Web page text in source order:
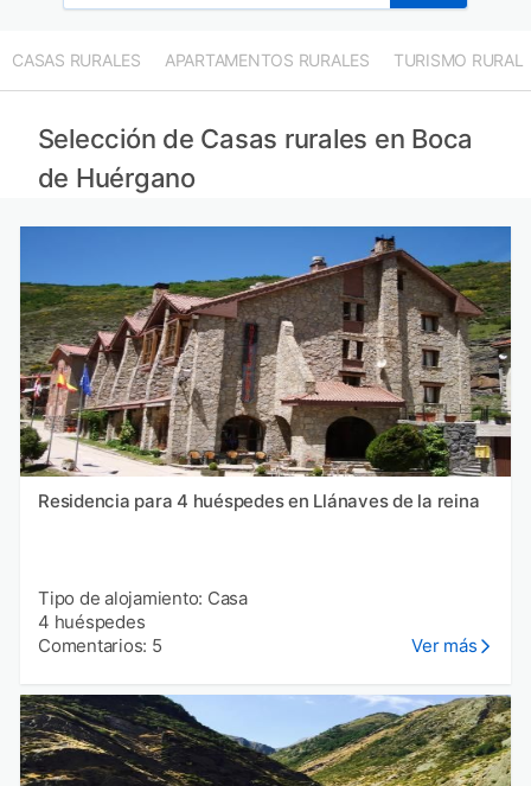
CASAS RURALES APARTAMENTOS RURALES TURISMO RURAL
Selección de Casas rurales en Boca
de Huérgano
Residencia para 4 huéspedes en Llánaves de la reina
Tipo de alojamiento: Casa
4 huéspedes
Comentarios: 5
Ver más